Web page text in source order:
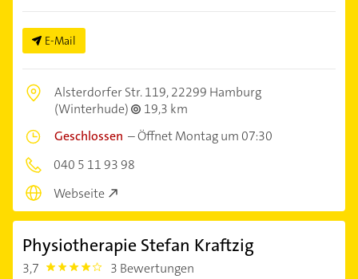
E-Mail
Alsterdorfer Str. 119,22299 Hamburg
(Winterhude)
19,3 km
Geschlossen –Öffnet Montag um 07:30
040 5 11 93 98
Webseite
Physiotherapie Stefan Kraftzig
3,7 3.7 3 Bewertungen